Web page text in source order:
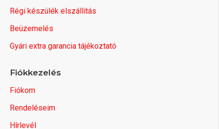
Régi készülék elszállítás
Beüzemelés
Gyári extra garancia tájékoztató
Fiókkezelés
Fiókom
Rendeléseim
Hírlevél